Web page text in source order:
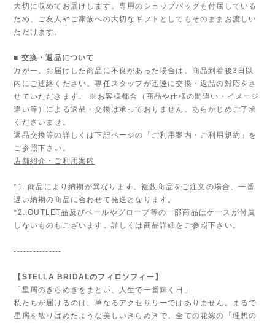
大切に収めてお届けします。専用のショップバッグも付属している
ため、ご友人やご家族への大切なギフトとしてもそのままお渡しい
ただけます。
■ 交換・返品について
万が一、お届けした商品に不良があった場合は、商品到着後3日以
内にご連絡ください。専任スタッフが迅速に交換・返品の対応をさ
せていただきます。 ※お客様都合（商品や仕様の間違い・イメージ
違い等）による返品・交換は承っておりません。あらかじめご了承
くださいませ。
返品交換等の詳しくは下記ページの「ご利用案内・ご利用規約」を
ご参照下さい。
店舗紹介・ご利用案内
*1..商品により納期が異なります。複数商品をご注文の場合、一番
遅い納期の商品に合わせて発送となります。
*2..OUTLET品及びベールやグローブ等の一部商品はケースが付属
しないものもございます。詳しくは商品詳細をご参照下さい。
---------------
【STELLA BRIDALのフィロソフィー】
「星屑のきらめきをまとい、人生で一番輝く日」
私たちが届けるのは、単なるアクセサリーではありません。まるで
星屑を散りばめたような美しいきらめきで、全ての花嫁の「理想の